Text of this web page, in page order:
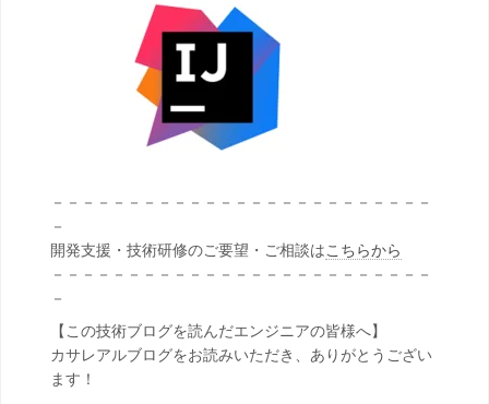
－－－－－－－－－－－－－－－－－－－－－－－－－
－
開発支援・技術研修のご要望・ご相談はこちらから
－－－－－－－－－－－－－－－－－－－－－－－－－
－
【この技術ブログを読んだエンジニアの皆様へ】
カサレアルブログをお読みいただき、ありがとうござい
ます！